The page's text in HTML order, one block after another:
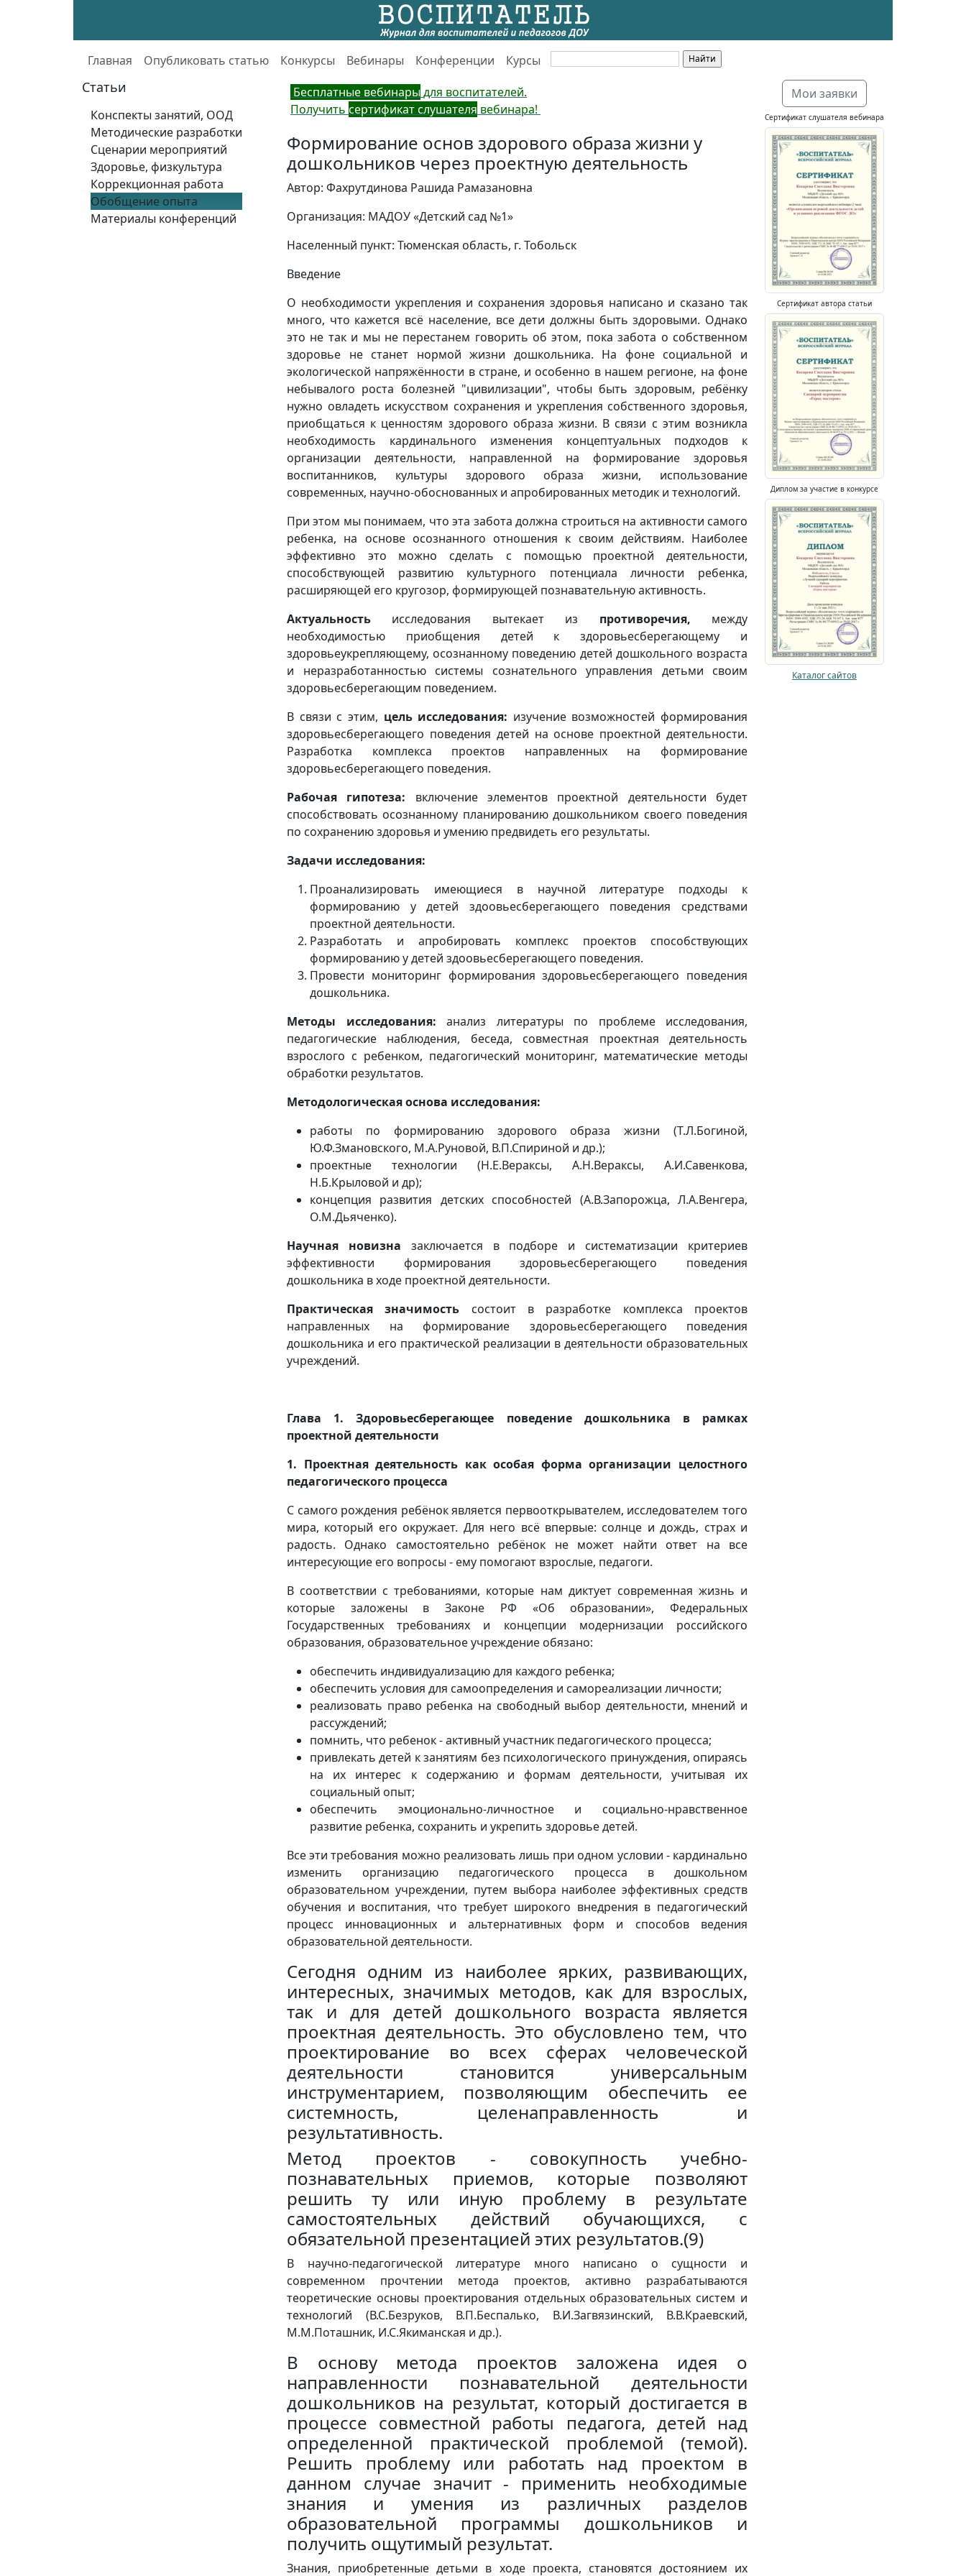
Главная Опубликовать статью Конкурсы Вебинары Конференции Курсы
Статьи
Конспекты занятий, ООД
Методические разработки
Сценарии мероприятий
Здоровье, физкультура
Коррекционная работа
Обобщение опыта
Материалы конференций
Бесплатные вебинарыдля воспитателей.
Получить сертификат слушателя вебинара!
Формирование основ здорового образа жизни у
дошкольников через проектную деятельность
Автор: Фахрутдинова Рашида Рамазановна
Организация: МАДОУ «Детский сад №1»
Населенный пункт: Тюменская область, г. Тобольск
Введение
О необходимости укрепления и сохранения здоровья написано и сказано так
много, что кажется всё население, все дети должны быть здоровыми. Однако
это не так и мы не перестанем говорить об этом, пока забота о собственном
здоровье не станет нормой жизни дошкольника. На фоне социальной и
экологической напряжённости в стране, и особенно в нашем регионе, на фоне
небывалого роста болезней "цивилизации", чтобы быть здоровым, ребёнку
нужно овладеть искусством сохранения и укрепления собственного здоровья,
приобщаться к ценностям здорового образа жизни. В связи с этим возникла
необходимость кардинального изменения концептуальных подходов к
организации деятельности, направленной на формирование здоровья
воспитанников, культуры здорового образа жизни, использование
современных, научно-обоснованных и апробированных методик и технологий.
При этом мы понимаем, что эта забота должна строиться на активности самого
ребенка, на основе осознанного отношения к своим действиям. Наиболее
эффективно это можно сделать с помощью проектной деятельности,
способствующей развитию культурного потенциала личности ребенка,
расширяющей его кругозор, формирующей познавательную активность.
Актуальность исследования вытекает из противоречия, между
необходимостью приобщения детей к здоровьесберегающему и
здоровьеукрепляющему, осознанному поведению детей дошкольного возраста
и неразработанностью системы сознательного управления детьми своим
здоровьесберегающим поведением.
В связи с этим, цель исследования: изучение возможностей формирования
здоровьесберегающего поведения детей на основе проектной деятельности.
Разработка комплекса проектов направленных на формирование
здоровьесберегающего поведения.
Рабочая гипотеза: включение элементов проектной деятельности будет
способствовать осознанному планированию дошкольником своего поведения
по сохранению здоровья и умению предвидеть его результаты.
Задачи исследования:
Проанализировать имеющиеся в научной литературе подходы к
формированию у детей здоовьесберегающего поведения средствами
проектной деятельности.
Разработать и апробировать комплекс проектов способствующих
формированию у детей здоовьесберегающего поведения.
Провести мониторинг формирования здоровьесберегающего поведения
дошкольника.
Методы исследования: анализ литературы по проблеме исследования,
педагогические наблюдения, беседа, совместная проектная деятельность
взрослого с ребенком, педагогический мониторинг, математические методы
обработки результатов.
Методологическая основа исследования:
работы по формированию здорового образа жизни (Т.Л.Богиной,
Ю.Ф.Змановского, М.А.Руновой, В.П.Спириной и др.);
проектные технологии (Н.Е.Вераксы, А.Н.Вераксы, А.И.Савенкова,
Н.Б.Крыловой и др);
концепция развития детских способностей (А.В.Запорожца, Л.А.Венгера,
О.М.Дьяченко).
Научная новизна заключается в подборе и систематизации критериев
эффективности формирования здоровьесберегающего поведения
дошкольника в ходе проектной деятельности.
Практическая значимость состоит в разработке комплекса проектов
направленных на формирование здоровьесберегающего поведения
дошкольника и его практической реализации в деятельности образовательных
учреждений.
Глава 1. Здоровьесберегающее поведение дошкольника в рамках
проектной деятельности
1. Проектная деятельность как особая форма организации целостного
педагогического процесса
С самого рождения ребёнок является первооткрывателем, исследователем того
мира, который его окружает. Для него всё впервые: солнце и дождь, страх и
радость. Однако самостоятельно ребёнок не может найти ответ на все
интересующие его вопросы - ему помогают взрослые, педагоги.
В соответствии с требованиями, которые нам диктует современная жизнь и
которые заложены в Законе РФ «Об образовании», Федеральных
Государственных требованиях и концепции модернизации российского
образования, образовательное учреждение обязано:
обеспечить индивидуализацию для каждого ребенка;
обеспечить условия для самоопределения и самореализации личности;
реализовать право ребенка на свободный выбор деятельности, мнений и
рассуждений;
помнить, что ребенок - активный участник педагогического процесса;
привлекать детей к занятиям без психологического принуждения, опираясь
на их интерес к содержанию и формам деятельности, учитывая их
социальный опыт;
обеспечить эмоционально-личностное и социально-нравственное
развитие ребенка, сохранить и укрепить здоровье детей.
Все эти требования можно реализовать лишь при одном условии - кардинально
изменить организацию педагогического процесса в дошкольном
образовательном учреждении, путем выбора наиболее эффективных средств
обучения и воспитания, что требует широкого внедрения в педагогический
процесс инновационных и альтернативных форм и способов ведения
образовательной деятельности.
Сегодня одним из наиболее ярких, развивающих,
интересных, значимых методов, как для взрослых,
так и для детей дошкольного возраста является
проектная деятельность. Это обусловлено тем, что
проектирование во всех сферах человеческой
деятельности становится универсальным
инструментарием, позволяющим обеспечить ее
системность, целенаправленность и
результативность.
Метод проектов - совокупность учебно-
познавательных приемов, которые позволяют
решить ту или иную проблему в результате
самостоятельных действий обучающихся, с
обязательной презентацией этих результатов.(9)
В научно-педагогической литературе много написано о сущности и
современном прочтении метода проектов, активно разрабатываются
теоретические основы проектирования отдельных образовательных систем и
технологий (В.С.Безруков, В.П.Беспалько, В.И.Загвязинский, В.В.Краевский,
М.М.Поташник, И.С.Якиманская и др.).
В основу метода проектов заложена идея о
направленности познавательной деятельности
дошкольников на результат, который достигается в
процессе совместной работы педагога, детей над
определенной практической проблемой (темой).
Решить проблему или работать над проектом в
данном случае значит - применить необходимые
знания и умения из различных разделов
образовательной программы дошкольников и
получить ощутимый результат.
Знания, приобретенные детьми в ходе проекта, становятся достоянием их
Мои заявки
Сертификат слушателя вебинара
Сертификат автора статьи
Диплом за участие в конкурсе
Каталог сайтов